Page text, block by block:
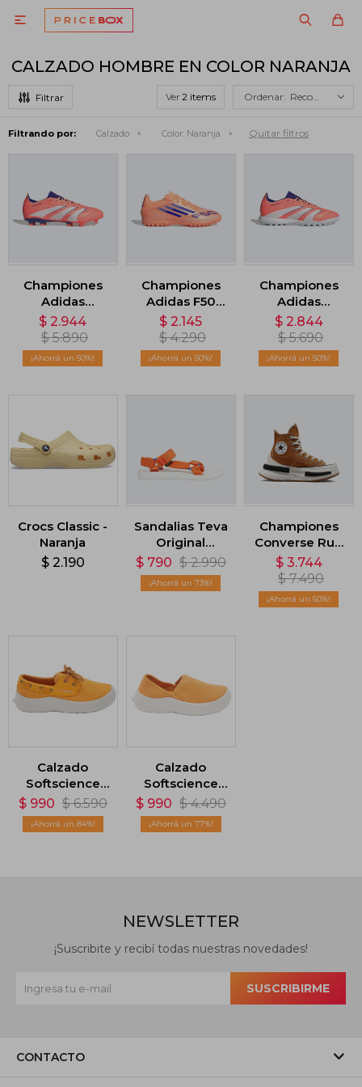

CALZADO HOMBRE EN COLOR NARANJA
Ver Recomendados
Filtrando por: Calzado Color: Naranja Quitar filtros
Championes
Adidas
Predator
Terreno
Firme/Multiterreno
- Naranja
$ 2.944
$ 5.890
50
Championes
Adidas F50
Club - Naranja
$ 2.145
$ 4.290
50
Championes
Adidas
Predator
League -
Naranja
$ 2.844
$ 5.690
50
Crocs Classic -
Naranja
$ 2.190
Sandalias Teva
Original
Universal
Sport - Naranja
$ 790 $ 2.990
73
Championes
Converse Run
Star Legacy
CX - Naranja
$ 3.744
$ 7.490
50
Calzado
Softscience
Cruise -
Naranja
$ 990 $ 6.590
84
Calzado
Softscience
Unisex Drift
Canvas -
Naranja
$ 990 $ 4.490
77
CONTACTO
NEWSLETTER
¡Suscribite y recibí todas nuestras novedades!
SUSCRIBIRME